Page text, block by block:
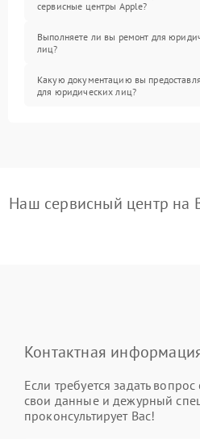
сервисные центры Apple?
Выполняете ли вы ремонт для
лиц?
Какую документацию вы
для юридических лиц?
Наш сервисный центр на
Контактная
Если требуется задать вопрос
свои данные и дежурный
проконсультирует Вас!